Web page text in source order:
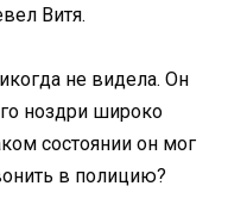
Витя.
не видела. Он
ноздри широко
состоянии он мог
в полицию?